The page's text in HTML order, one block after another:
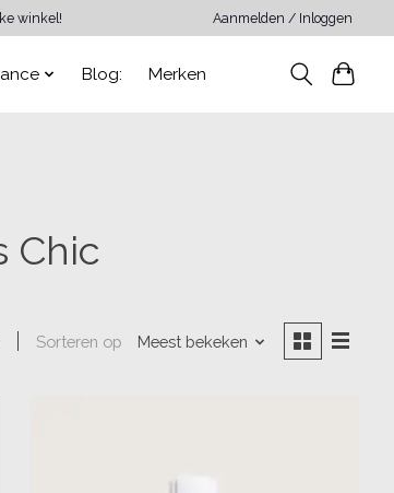
winkel! Aanmelden / Inloggen
Blog: Merken
Chic
Sorteren op Meest bekeken